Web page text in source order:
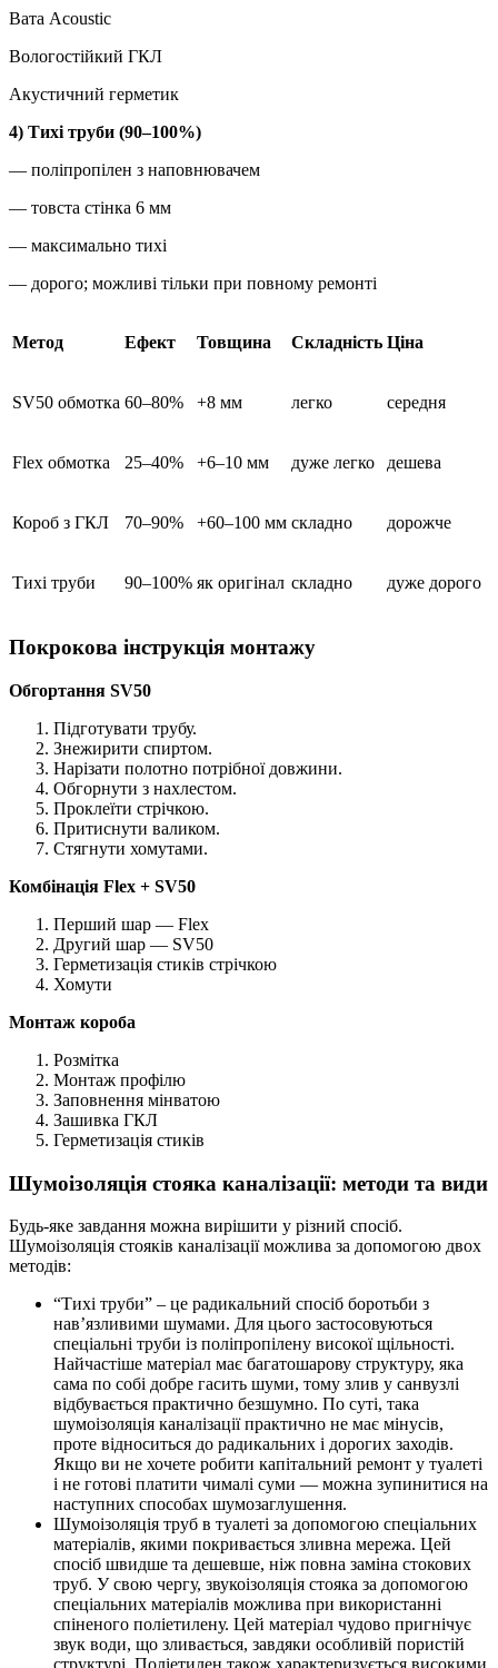
Вата Acoustic
Вологостійкий ГКЛ
Акустичний герметик
4) Тихі труби (90–100%)
— поліпропілен з наповнювачем
— товста стінка 6 мм
— максимально тихі
— дорого; можливі тільки при повному ремонті
Метод Ефект Товщина Складність Ціна
SV50 обмотка 60–80% +8 мм легко середня
Flex обмотка 25–40% +6–10 мм дуже легко дешева
Короб з ГКЛ 70–90% +60–100 мм складно дорожче
Тихі труби 90–100% як оригінал складно дуже дорого
Покрокова інструкція монтажу
Обгортання SV50
Підготувати трубу.
Знежирити спиртом.
Нарізати полотно потрібної довжини.
Обгорнути з нахлестом.
Проклеїти стрічкою.
Притиснути валиком.
Стягнути хомутами.
Комбінація Flex + SV50
Перший шар — Flex
Другий шар — SV50
Герметизація стиків стрічкою
Хомути
Монтаж короба
Розмітка
Монтаж профілю
Заповнення мінватою
Зашивка ГКЛ
Герметизація стиків
Шумоізоляція стояка каналізації: методи та види
Будь-яке завдання можна вирішити у різний спосіб.
Шумоізоляція стояків каналізації можлива за допомогою двох
методів:
“Тихі труби” – це радикальний спосіб боротьби з
нав’язливими шумами. Для цього застосовуються
спеціальні труби із поліпропілену високої щільності.
Найчастіше матеріал має багатошарову структуру, яка
сама по собі добре гасить шуми, тому злив у санвузлі
відбувається практично безшумно. По суті, така
шумоізоляція каналізації практично не має мінусів,
проте відноситься до радикальних і дорогих заходів.
Якщо ви не хочете робити капітальний ремонт у туалеті
і не готові платити чималі суми — можна зупинитися на
наступних способах шумозаглушення.
Шумоізоляція труб в туалеті за допомогою спеціальних
матеріалів, якими покривається зливна мережа. Цей
спосіб швидше та дешевше, ніж повна заміна стокових
труб. У свою чергу, звукоізоляція стояка за допомогою
спеціальних матеріалів можлива при використанні
спіненого поліетилену. Цей матеріал чудово пригнічує
звук води, що зливається, завдяки особливій пористій